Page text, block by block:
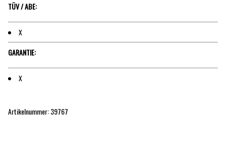
TÜV / ABE:
X
GARANTIE:
X
Artikelnummer: 39767